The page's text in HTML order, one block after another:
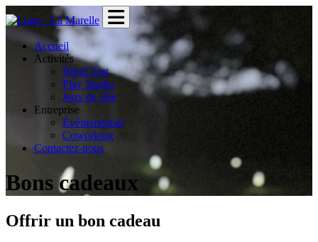
Accueil
Activités
Blind Test
Play Studio
Jeux de rôle
Entreprise
Événementiel
Coworking
Contactez-nous
Bons cadeaux
Offrir un bon cadeau